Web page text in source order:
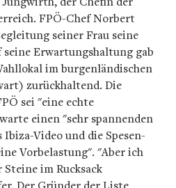
FPÖ-Chef Norbert
seiner Frau seine
seine Erwartungshaltung gab
im burgenländischen
zurückhaltend. Die
sei "eine echte
einen "sehr spannenden
Video und die Spesen-
Vorbelastung". "Aber ich
im Rucksack